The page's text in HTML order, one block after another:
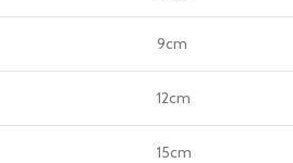
9cm
12cm
15cm